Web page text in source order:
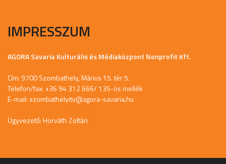
IMPRESSZUM
AGORA Savaria Kulturális és Médiaközpont Nonprofit Kft.
Cím: 9700 Szombathely, Márius 15. tér 5.
Telefon/fax: +36 94 312 666/ 135-ös mellék
E-mail: szombathelyitv@agora-savaria.hu
Ügyvezető: Horváth Zoltán